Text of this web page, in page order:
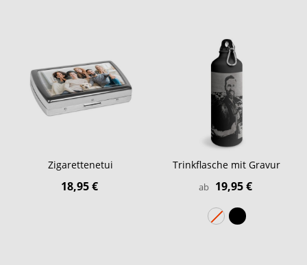
Zigarettenetui
18,95 €
Trinkflasche mit Gravur
ab 19,95 €